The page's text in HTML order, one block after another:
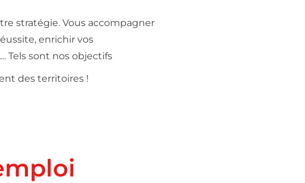
stratégie. Vous accompagner
enrichir vos
Tels sont nos objectifs
des territoires !